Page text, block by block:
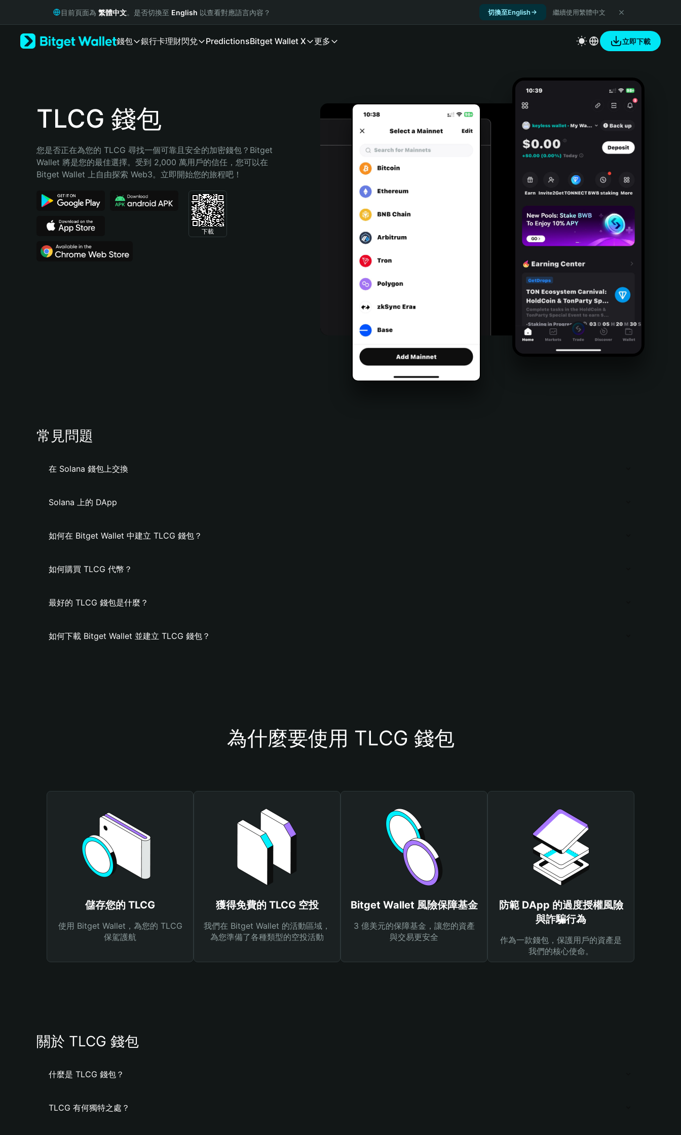
Русский
Bahasa Indonesia
Español (Argentina)
目前頁面為 繁體中文。是否切換至 English 以查看對應語言內容？ 切換至English 繼續使用繁體中文
錢包 銀行卡理財閃兌 PredictionsBitget Wallet X 更多 立即下載
TLCG 錢包
您是否正在為您的 TLCG 尋找一個可靠且安全的加密錢包？Bitget
Wallet 將是您的最佳選擇。受到 2,000 萬用戶的信任，您可以在
Bitget Wallet 上自由探索 Web3。立即開始您的旅程吧！
下載
常見問題
在 Solana 錢包上交換
Solana 上的 DApp
如何在 Bitget Wallet 中建立 TLCG 錢包？
如何購買 TLCG 代幣？
最好的 TLCG 錢包是什麼？
如何下載 Bitget Wallet 並建立 TLCG 錢包？
為什麼要使用 TLCG 錢包
儲存您的 TLCG
使用 Bitget Wallet，為您的 TLCG
保駕護航
獲得免費的 TLCG 空投
我們在 Bitget Wallet 的活動區域，
為您準備了各種類型的空投活動
Bitget Wallet 風險保障基金
3 億美元的保障基金，讓您的資產
與交易更安全
防範 DApp 的過度授權風險
與詐騙行為
作為一款錢包，保護用戶的資產是
我們的核心使命。
關於 TLCG 錢包
什麼是 TLCG 錢包？
TLCG 有何獨特之處？